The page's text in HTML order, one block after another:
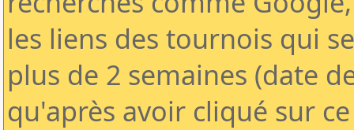
les liens des tournois qui
plus de 2 semaines (date
qu'après avoir cliqué sur